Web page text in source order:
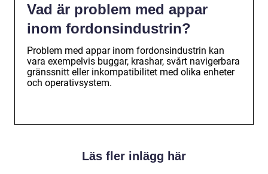
Vad är problem med appar
inom fordonsindustrin?
Problem med appar inom fordonsindustrin kan
vara exempelvis buggar, krashar, svårt navigerbara
gränssnitt eller inkompatibilitet med olika enheter
och operativsystem.
Läs fler inlägg här